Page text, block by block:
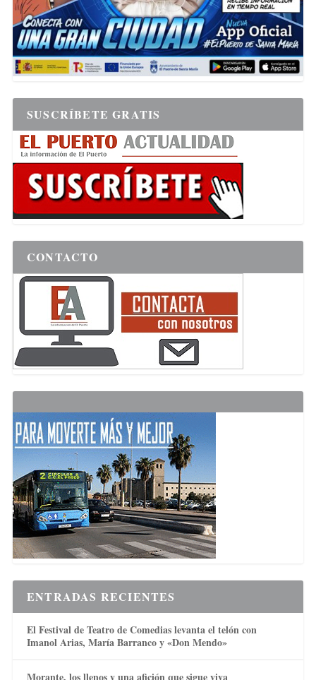
SUSCRÍBETE GRATIS
CONTACTO
ENTRADAS RECIENTES
El Festival de Teatro de Comedias levanta el telón con
Imanol Arias, María Barranco y «Don Mendo»
Morante, los llenos y una afición que sigue viva